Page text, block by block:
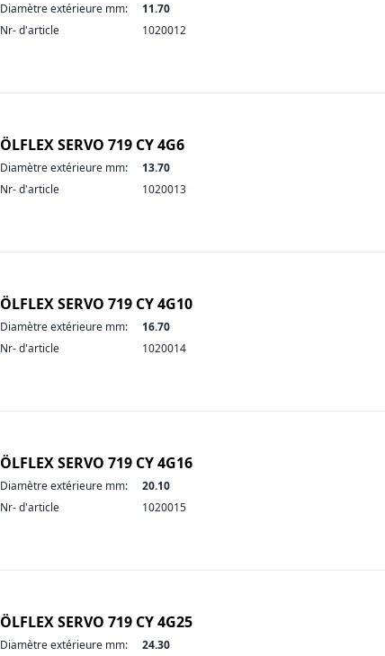
Diamètre extérieure mm:
11.70
Nr- d'article
1020012
ÖLFLEX SERVO 719 CY 4G6
Diamètre extérieure mm:
13.70
Nr- d'article
1020013
ÖLFLEX SERVO 719 CY 4G10
Diamètre extérieure mm:
16.70
Nr- d'article
1020014
ÖLFLEX SERVO 719 CY 4G16
Diamètre extérieure mm:
20.10
Nr- d'article
1020015
ÖLFLEX SERVO 719 CY 4G25
Diamètre extérieure mm:
24.30